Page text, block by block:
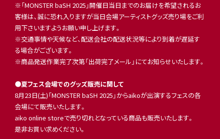
※「MONSTER baSH 2025」開催日当日までのお届けを希望されるお
客様は、誠に恐れ入りますが当日会場アーティストグッズ売り場をご利
用下さいますようお願い申し上げます。
※交通事情や天候など、配送会社の配送状況等により到着が遅延す
る場合がございます。
※商品発送作業完了次第「出荷完了メール」にてお知らせいたします。
●夏フェス会場でのグッズ販売に関して
8月23日(土)「MONSTER baSH 2025」からaikoが出演するフェスの各
会場にて販売いたします。
aiko online storeで売り切れとなっている商品も販売いたします。
是非お買い求めください。